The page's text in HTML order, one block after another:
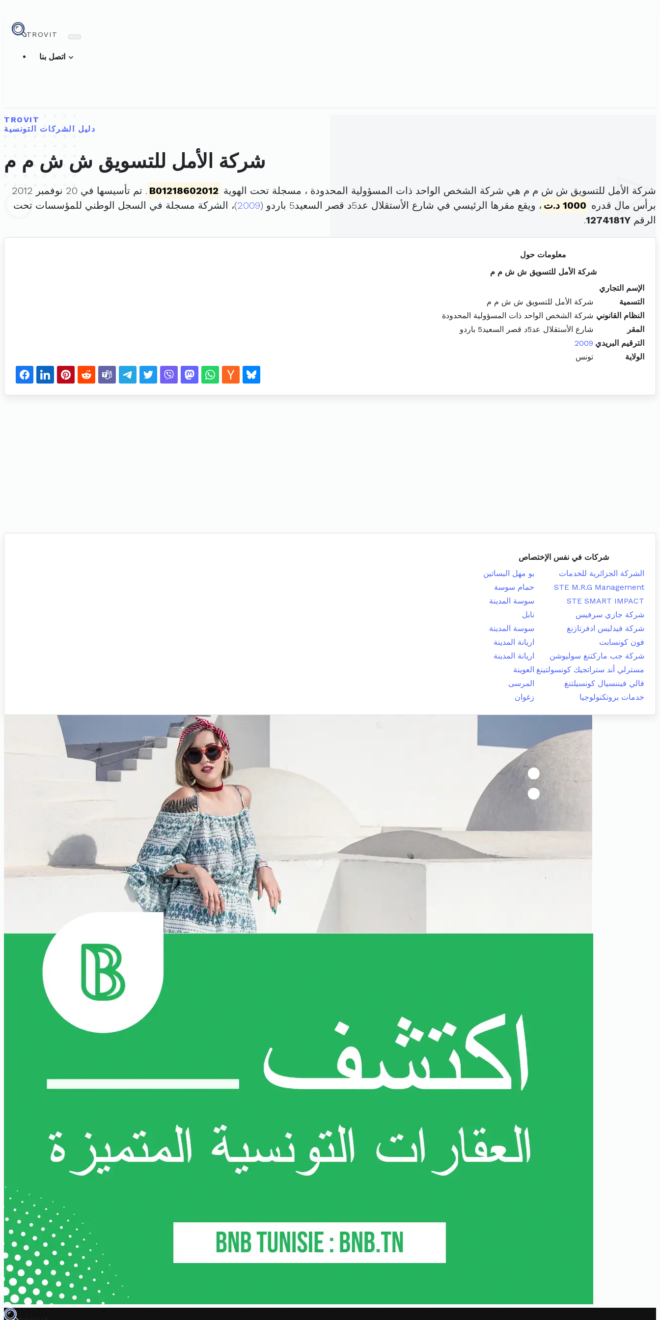
TROVIT
TROVIT
دليل الشركات التونسية
شركة الأمل للتسويق ش ش م م
شركة الأمل للتسويق ش ش م م هي شركة الشخص الواحد ذات المسؤولية المحدودة ، مسجلة تحت الهوية B01218602012
. تم تأسيسها في 20 نوفمبر 2012
برأس مال قدره 1000 د.ت ، ويقع مقرها الرئيسي في شارع الأستقلال عد5د قصر السعيد5 باردو ( 2009)، الشركة مسجلة في السجل الوطني للمؤسسات تحت
الرقم 1274181Y
.
معلومات حول
شركة الأمل للتسويق ش ش م م
الإسم التجاري
التسمية
شركة الأمل للتسويق ش ش م م
النظام القانوني شركة الشخص الواحد ذات المسؤولية المحدودة
المقر
شارع الأستقلال عد5د قصر السعيد5 باردو
الترقيم البريدي 2009
الولاية
تونس
شركات في نفس الإختصاص
الشركة الجزائرية للخدمات
بو مهل البساتين
STE M.R.G Management
حمام سوسة
STE SMART IMPACT
سوسة المدينة
شركة جازي سرفيس
نابل
شركة فيدليس ادفرتازنغ
سوسة المدينة
فون كونسابت
اريانة المدينة
شركة جب ماركتنغ سوليوشن
اريانة المدينة
مسترلي أند ستراتجيك كونسولتينغ العوينة
فالي فيننسيال كونسيلتنغ
المرسى
خدمات بروتكنولوجيا
زغوان